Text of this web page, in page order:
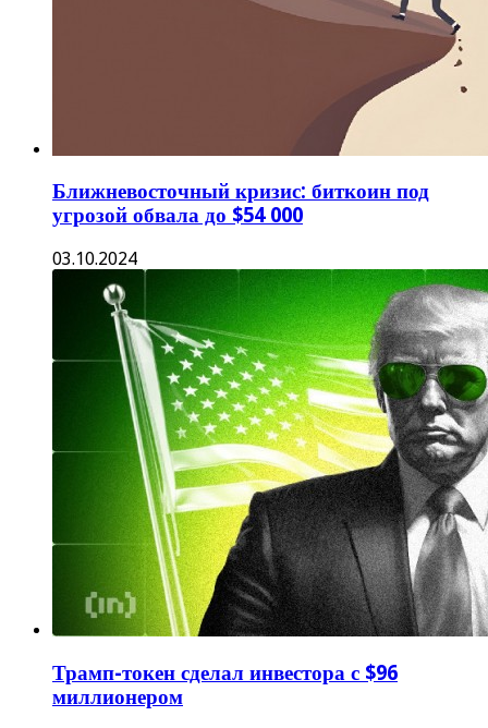
Ближневосточный кризис: биткоин под
угрозой обвала до $54 000
03.10.2024
Трамп-токен сделал инвестора с $96
миллионером